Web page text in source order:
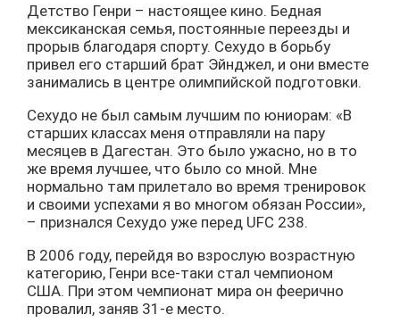
Детство Генри – настоящее кино. Бедная
мексиканская семья, постоянные переезды и
прорыв благодаря спорту. Сехудо в борьбу
привел его старший брат Эйнджел, и они вместе
занимались в центре олимпийской подготовки.
Сехудо не был самым лучшим по юниорам: «В
старших классах меня отправляли на пару
месяцев в Дагестан. Это было ужасно, но в то
же время лучшее, что было со мной. Мне
нормально там прилетало во время тренировок
и своими успехами я во многом обязан России»,
– признался Сехудо уже перед UFC 238.
В 2006 году, перейдя во взрослую возрастную
категорию, Генри все-таки стал чемпионом
США. При этом чемпионат мира он феерично
провалил, заняв 31-е место.